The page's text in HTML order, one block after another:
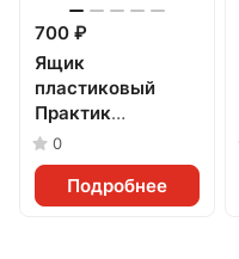
700 ₽
Ящик
пластиковый
Практик
(500x230x150мм)
0
Подробнее